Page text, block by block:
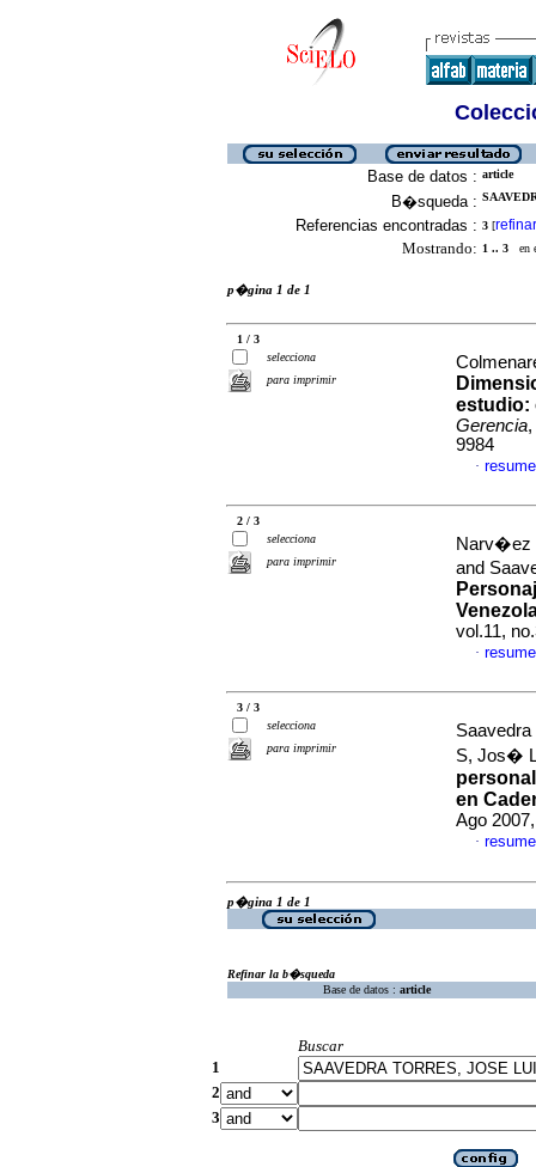
Base de datos : article
B�squeda :
Referencias encontradas : 3 [refinar
Mostrando: 1 .. 3 en
p�gina 1 de 1
1 / 3
selecciona
para imprimir
estudio:
Gerencia
9984
·
2 / 3
selecciona
para imprimir
Narv�ez
and
vol.11,
·
3 / 3
selecciona
para imprimir
S, Jos�
en
Ago
·
p�gina 1 de 1
Refinar la b�squeda
Base de datos : article
Buscar
1
2
3